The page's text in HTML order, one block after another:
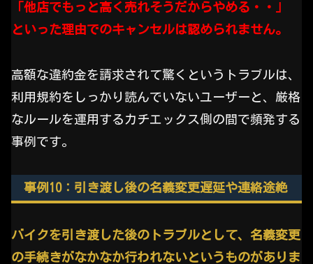
「他店でもっと高く売れそうだからやめる・・」
といった理由でのキャンセルは認められません。
高額な違約金を請求されて驚くというトラブルは、
利用規約をしっかり読んでいないユーザーと、厳格
なルールを運用するカチエックス側の間で頻発する
事例です。
事例10：引き渡し後の名義変更遅延や連絡途絶
バイクを引き渡した後のトラブルとして、名義変更
の手続きがなかなか行われないというものがありま